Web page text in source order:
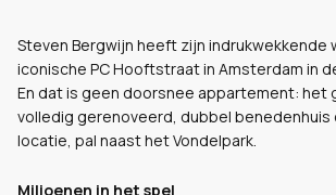
Steven Bergwijn heeft zijn indrukwekkende
iconische PC Hooftstraat in Amsterdam in
En dat is geen doorsnee appartement: het
volledig gerenoveerd, dubbel benedenhuis
locatie, pal naast het Vondelpark.
Miljoenen in het spel